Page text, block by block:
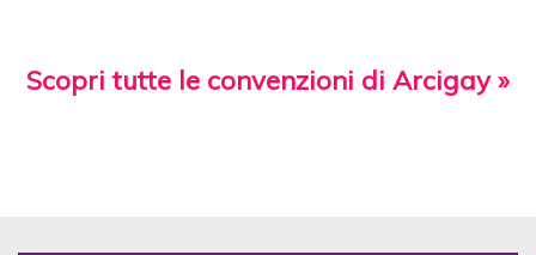
Scopri tutte le convenzioni di Arcigay »